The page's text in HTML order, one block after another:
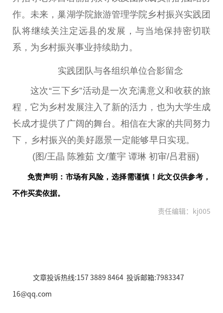
作。未来，巢湖学院旅游管理学院乡村振兴实践团
队将继续关注定远县的发展，与当地保持密切联
系，为乡村振兴事业持续助力。
实践团队与各组织单位合影留念
这次“三下乡”活动是一次充满意义和收获的旅
程，它为乡村发展注入了新的活力，也为大学生成
长成才提供了广阔的舞台。相信在大家的共同努力
下，乡村振兴的美好愿景一定能够早日实现。
(图/王晶 陈雅茹 文/董宇 谭琳 初审/吕君丽)
免责声明：市场有风险，选择需谨慎！此文仅供参考，
不作买卖依据。
责任编辑：kj005
文章投诉热线:157 3889 8464 投诉邮箱:7983347
16@qq.com